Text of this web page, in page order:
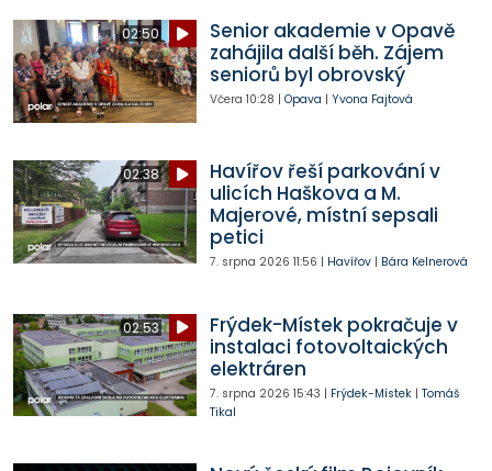
02:50
Senior akademie v Opavě
zahájila další běh. Zájem
seniorů byl obrovský
Včera 10:28 | Opava | Yvona Fajtová
02:38
Havířov řeší parkování v
ulicích Haškova a M.
Majerové, místní sepsali
petici
7. srpna 2026 11:56 | Havířov| Bára Kelnerová
02:53
Frýdek-Místek pokračuje v
instalaci fotovoltaických
elektráren
7. srpna 2026 15:43 | Frýdek-Místek| Tomáš
Tikal